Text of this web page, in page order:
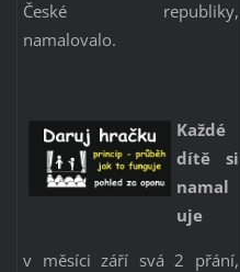
České republiky,
namalovalo.
Každé
dítě si
namal
uje
v měsíci září svá 2 přání,